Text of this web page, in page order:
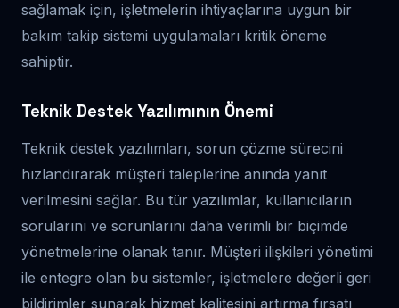
sağlamak için, işletmelerin ihtiyaçlarına uygun bir
bakım takip sistemi uygulamaları kritik öneme
sahiptir.
Teknik Destek Yazılımının Önemi
Teknik destek yazılımları, sorun çözme sürecini
hızlandırarak müşteri taleplerine anında yanıt
verilmesini sağlar. Bu tür yazılımlar, kullanıcıların
sorularını ve sorunlarını daha verimli bir biçimde
yönetmelerine olanak tanır. Müşteri ilişkileri yönetimi
ile entegre olan bu sistemler, işletmelere değerli geri
bildirimler sunarak hizmet kalitesini artırma fırsatı